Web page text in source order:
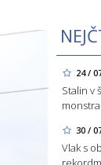
24 /
Stalin v
30 /
Vlak s